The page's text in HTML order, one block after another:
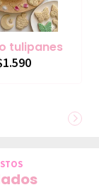
tulipanes